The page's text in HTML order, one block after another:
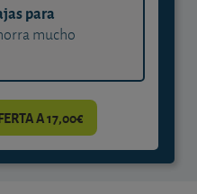
para
mucho
A 17,00€